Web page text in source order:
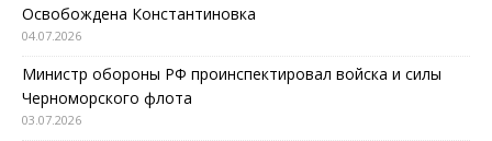
Освобождена Константиновка
04.07.2026
Министр обороны РФ проинспектировал войска и силы
Черноморского флота
03.07.2026